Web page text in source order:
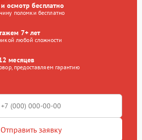
осмотр бесплатно
поломки бесплатно
7+ лет
любой сложности
месяцев
предоставляем гарантию
Отправить заявку